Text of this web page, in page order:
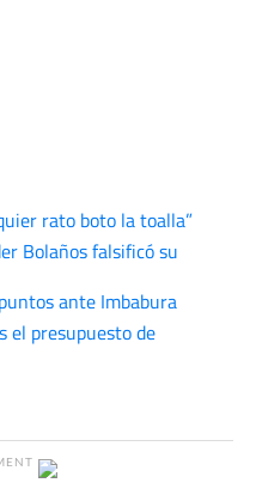
rato boto la toalla”
Bolaños falsificó su
ante Imbabura
el presupuesto de